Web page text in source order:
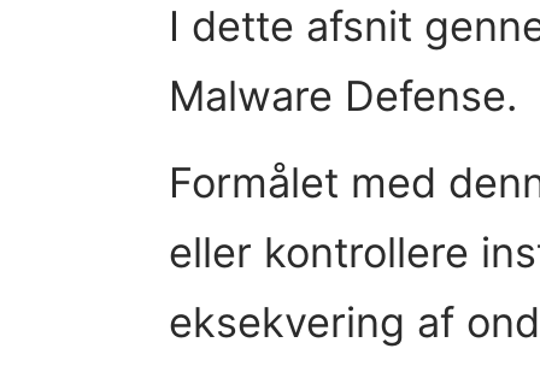
I dette afsnit
Malware Defense.
Formålet med
eller kontrollere
eksekvering af